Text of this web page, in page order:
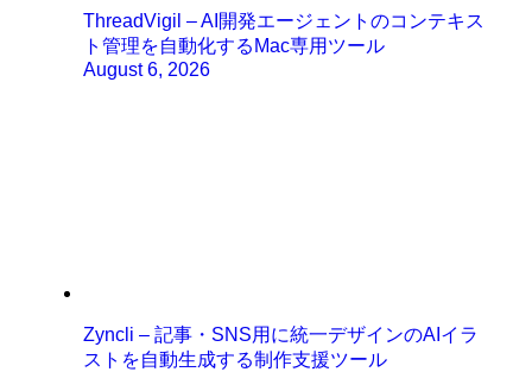
ThreadVigil – AI開発エージェントのコンテキス
ト管理を自動化するMac専用ツール
August 6, 2026
Zyncli – 記事・SNS用に統一デザインのAIイラ
ストを自動生成する制作支援ツール